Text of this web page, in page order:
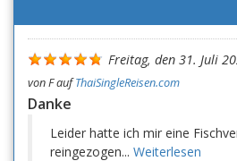
Freitag, den 31. Juli
vonFaufThaiSingleReisen.com
Danke
Leider hatte ich mir eine
reingezogen... Weiterlesen